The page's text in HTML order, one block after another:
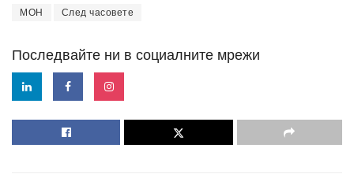
МОН След часовете
Последвайте ни в социалните мрежи